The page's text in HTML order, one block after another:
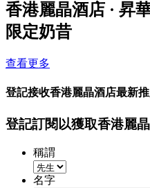
香港麗晶酒店 · 昇
限定奶昔
查看更多
登記接收香港麗晶酒店最新
登記訂閱以獲取香港麗
稱謂
名字